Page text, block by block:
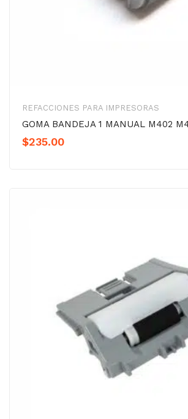
REFACCIONES PARA IMPRESORAS
GOMA BANDEJA 1 MANUAL M402
$235.00